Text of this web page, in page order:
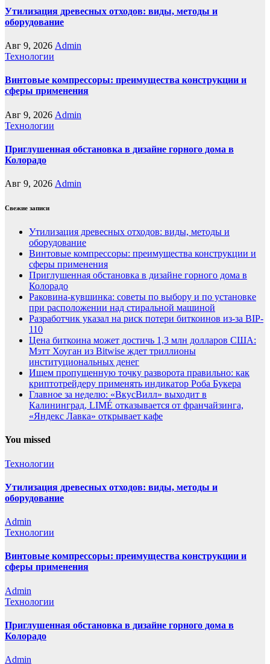
Утилизация древесных отходов: виды, методы и
оборудование
Авг 9, 2026 Admin
Технологии
Винтовые компрессоры: преимущества конструкции и
сферы применения
Авг 9, 2026 Admin
Технологии
Приглушенная обстановка в дизайне горного дома в
Колорадо
Авг 9, 2026 Admin
Свежие записи
Утилизация древесных отходов: виды, методы и
оборудование
Винтовые компрессоры: преимущества конструкции и
сферы применения
Приглушенная обстановка в дизайне горного дома в
Колорадо
Раковина-кувшинка: советы по выбору и по установке
при расположении над стиральной машиной
Разработчик указал на риск потери биткоинов из-за BIP-
110
Цена биткоина может достичь 1,3 млн долларов США:
Мэтт Хоуган из Bitwise ждет триллионы
институциональных денег
Ищем пропущенную точку разворота правильно: как
криптотрейдеру применять индикатор Роба Букера
Главное за неделю: «ВкусВилл» выходит в
Калининград, LIMÉ отказывается от франчайзинга,
«Яндекс Лавка» открывает кафе
You missed
Технологии
Утилизация древесных отходов: виды, методы и
оборудование
Admin
Технологии
Винтовые компрессоры: преимущества конструкции и
сферы применения
Admin
Технологии
Приглушенная обстановка в дизайне горного дома в
Колорадо
Admin